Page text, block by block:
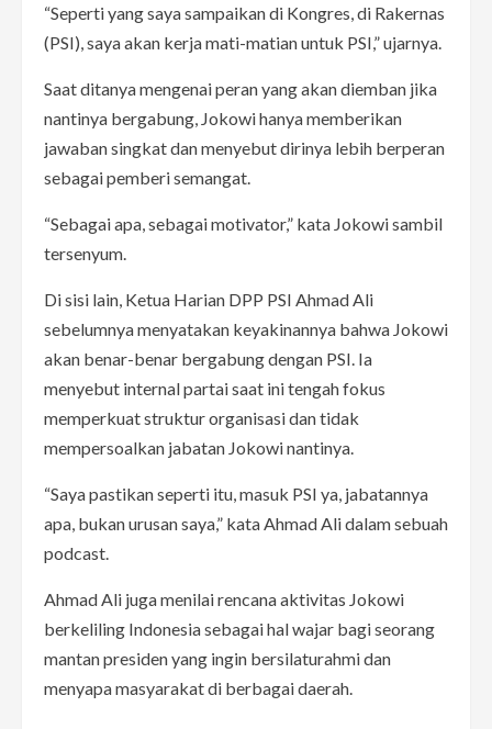
“Seperti yang saya sampaikan di Kongres, di Rakernas
(PSI), saya akan kerja mati-matian untuk PSI,” ujarnya.
Saat ditanya mengenai peran yang akan diemban jika
nantinya bergabung, Jokowi hanya memberikan
jawaban singkat dan menyebut dirinya lebih berperan
sebagai pemberi semangat.
“Sebagai apa, sebagai motivator,” kata Jokowi sambil
tersenyum.
Di sisi lain, Ketua Harian DPP PSI Ahmad Ali
sebelumnya menyatakan keyakinannya bahwa Jokowi
akan benar-benar bergabung dengan PSI. Ia
menyebut internal partai saat ini tengah fokus
memperkuat struktur organisasi dan tidak
mempersoalkan jabatan Jokowi nantinya.
“Saya pastikan seperti itu, masuk PSI ya, jabatannya
apa, bukan urusan saya,” kata Ahmad Ali dalam sebuah
podcast.
Ahmad Ali juga menilai rencana aktivitas Jokowi
berkeliling Indonesia sebagai hal wajar bagi seorang
mantan presiden yang ingin bersilaturahmi dan
menyapa masyarakat di berbagai daerah.